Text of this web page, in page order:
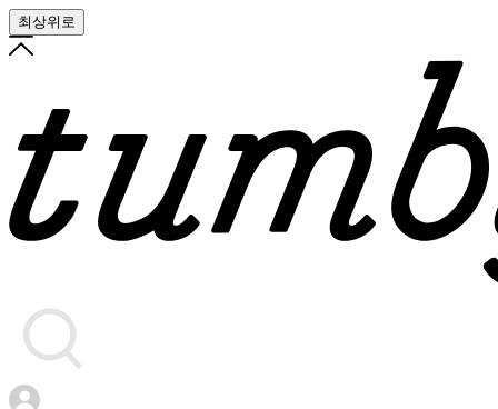
최상위로